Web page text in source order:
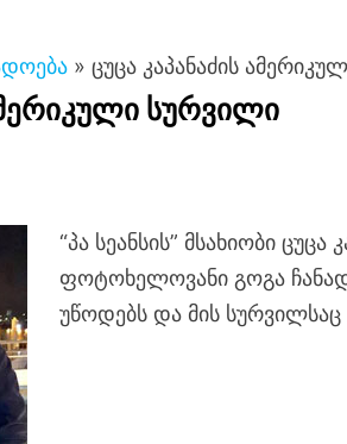
» ცუცა კაპანაძის
სურვილი
“პა სეანსის” მსახიობი ცუცა
ფოტოხელოვანი გოგა
უწოდებს და მის სურვილსაც